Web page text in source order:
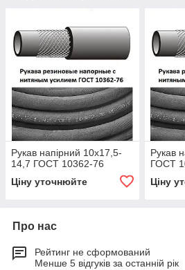
Рукав напірний 10х17,5-
14,7 ГОСТ 10362-76
Ціну уточнюйте
Рукав
ГОСТ
Ціну
Про нас
Рейтинг не сформований
Менше 5 відгуків за останній рік